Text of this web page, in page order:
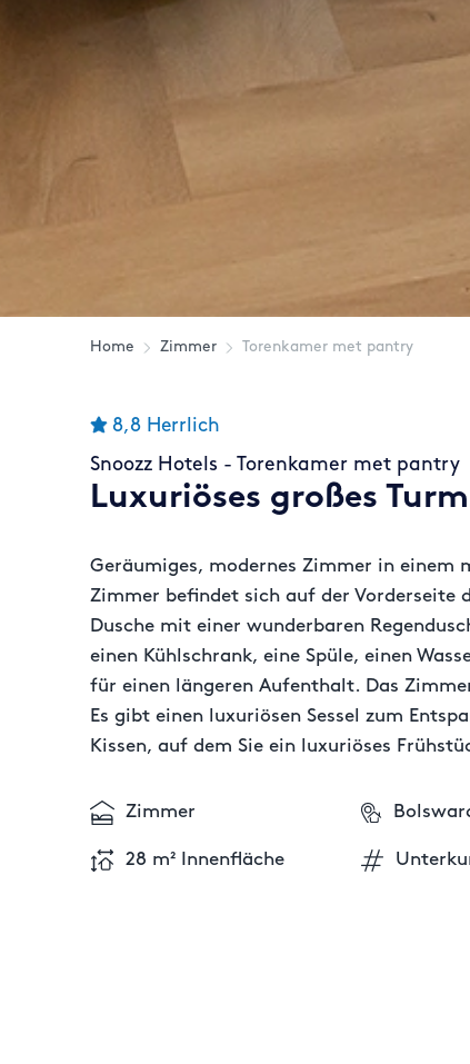
Home Zimmer Torenkamer met pantry
8,8 Herrlich
Snoozz Hotels - Torenkamer met pantry
Luxuriöses großes
Geräumiges, modernes Zimmer in einem
Zimmer befindet sich auf der Vorderseite
Dusche mit einer wunderbaren
einen Kühlschrank, eine Spüle, einen
für einen längeren Aufenthalt. Das
Es gibt einen luxuriösen Sessel zum
Kissen, auf dem Sie ein luxuriöses
Zimmer
28 m² Innenfläche